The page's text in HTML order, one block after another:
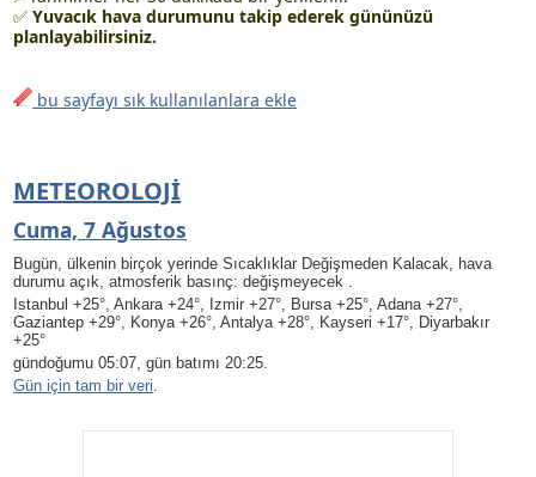
✅Yuvacık hava durumunu takip ederek gününüzü
planlayabilirsiniz.
bu sayfayı sık kullanılanlara ekle
METEOROLOJI
Cuma, 7 Ağustos
Bugün, ülkenin birçok yerinde Sıcaklıklar Değişmeden Kalacak, hava
durumu açık, atmosferik basınç: değişmeyecek .
Istanbul +25°, Ankara +24°, Izmir +27°, Bursa +25°, Adana +27°,
Gaziantep +29°, Konya +26°, Antalya +28°, Kayseri +17°, Diyarbakır
+25°
gündoğumu 05:07, gün batımı 20:25.
Gün için tam bir veri.